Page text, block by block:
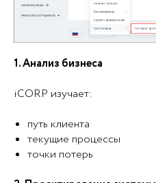
1. Анализ бизнеса
iCORP изучает:
путь клиента
текущие процессы
точки потерь